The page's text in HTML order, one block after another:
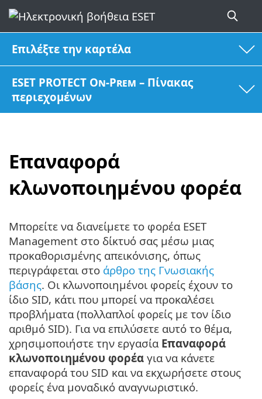
Επιλέξτε την καρτέλα
ESET PROTECT On-Prem – Πίνακας
περιεχομένων
Επαναφορά
κλωνοποιημένου φορέα
Μπορείτε να διανείμετε το φορέα ESET
Management στο δίκτυό σας μέσω μιας
προκαθορισμένης απεικόνισης, όπως
περιγράφεται στο άρθρο της Γνωσιακής
βάσης. Οι κλωνοποιημένοι φορείς έχουν το
ίδιο SID, κάτι που μπορεί να προκαλέσει
προβλήματα (πολλαπλοί φορείς με τον ίδιο
αριθμό SID). Για να επιλύσετε αυτό το θέμα,
χρησιμοποιήστε την εργασία Επαναφορά
κλωνοποιημένου φορέα για να κάνετε
επαναφορά του SID και να εκχωρήσετε στους
φορείς ένα μοναδικό αναγνωριστικό.